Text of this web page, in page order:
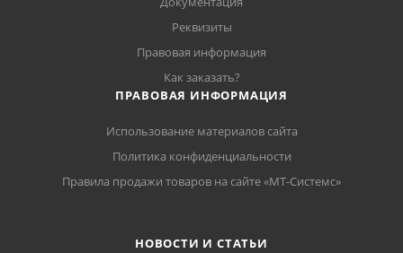
Реквизиты
Правовая информация
Как заказать?
ПРАВОВАЯ ИНФОРМАЦИЯ
Использование материалов сайта
Политика конфиденциальности
Правила продажи товаров на сайте «МТ-Системс»
НОВОСТИ И СТАТЬИ